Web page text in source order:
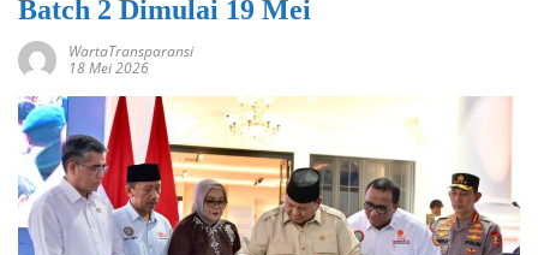
Batch 2 Dimulai 19 Mei
WartaTransparansi
18 Mei 2026